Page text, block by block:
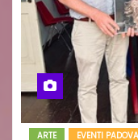
ARTE EVENTI